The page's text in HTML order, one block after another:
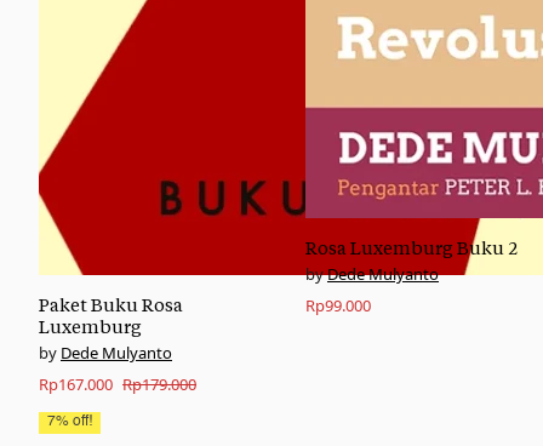
Paket Buku Rosa
Luxemburg
Dede Mulyanto
Rp179.000
Original
price
Rp167.000
Current
price
7% off!
Rosa Luxemburg Buku 2
Dede Mulyanto
Rp99.000